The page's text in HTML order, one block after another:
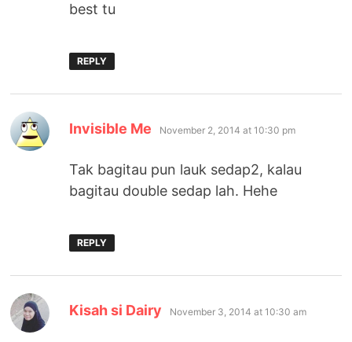
best tu
REPLY
Invisible Me says:
November 2, 2014 at 10:30 pm
Tak bagitau pun lauk sedap2, kalau
bagitau double sedap lah. Hehe
REPLY
Kisah si Dairy says:
November 3, 2014 at 10:30 am